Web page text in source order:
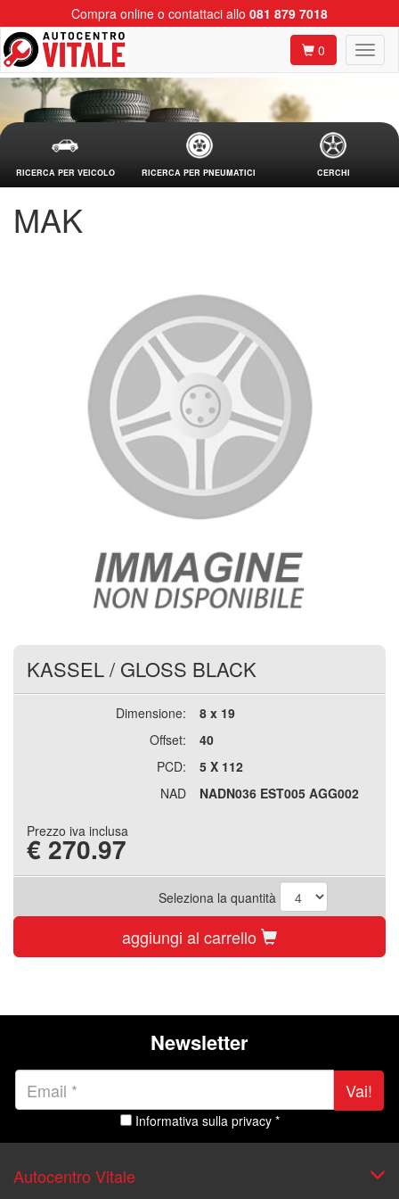
Compra online o contattaci allo 081 879 7018
0
RICERCA PER VEICOLO RICERCA PER PNEUMATICI CERCHI
MAK
KASSEL/ GLOSS BLACK
Dimensione:
8 x 19
Offset:
40
PCD:
5 X 112
NAD
NADN036 EST005 AGG002
Prezzo iva inclusa
€ 270.97
Seleziona la quantità
aggiungi al carrello
Newsletter
Vai!
Informativa sulla privacy *
Autocentro Vitale